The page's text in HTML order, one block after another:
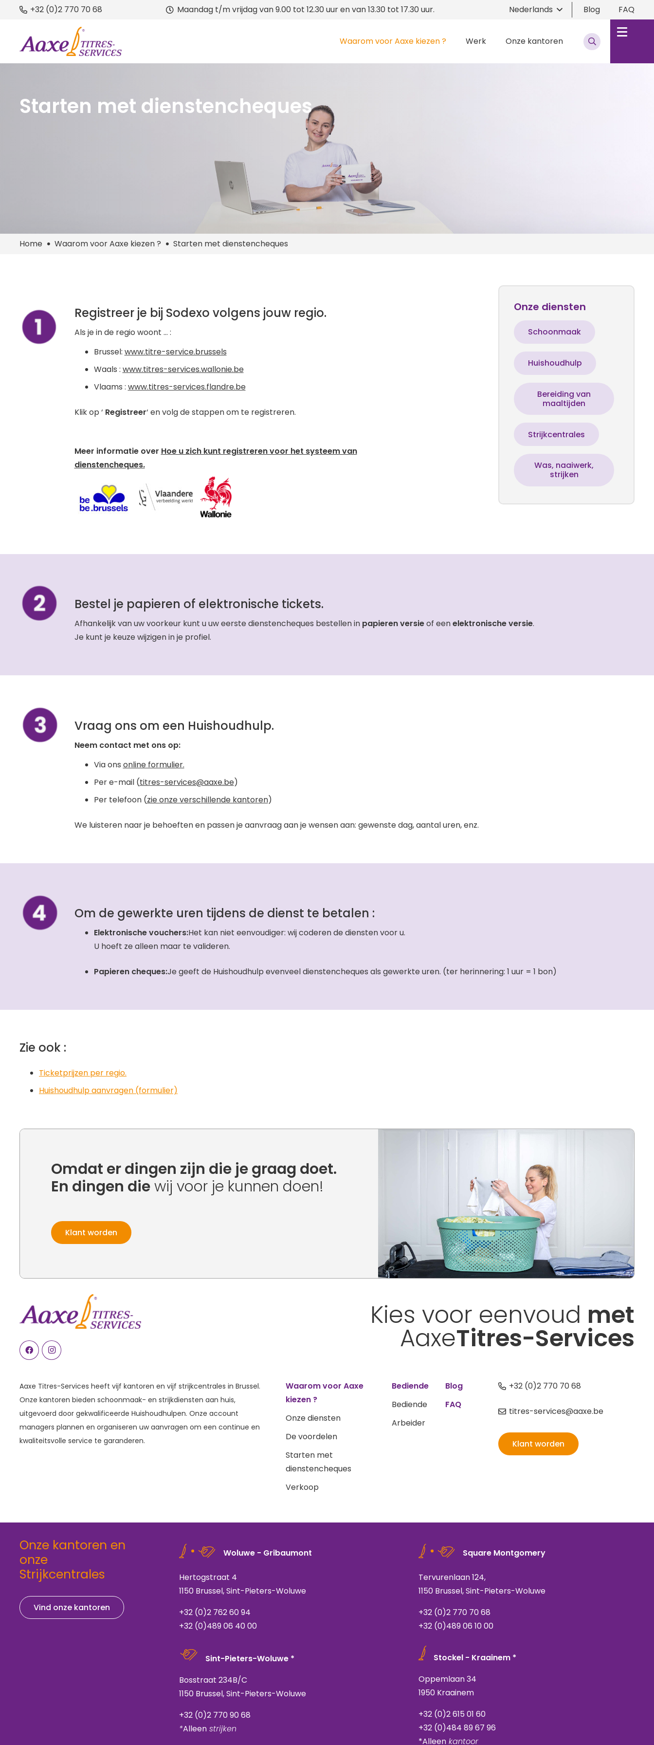
+32 (0)2 770 70 68 Maandag t/m vrijdag van 9.00 tot 12.30 uur en van 13.30 tot 17.30 uur. Nederlands Blog FAQ
Waarom voor Aaxe kiezen ? Werk Onze kantoren
Starten met dienstencheques
Home Waarom voor Aaxe kiezen ? Starten met dienstencheques
Registreer je bij Sodexo volgens jouw regio.
Als je in de regio woont … :
Brussel: www.titre-service.brussels
Waals : www.titres-services.wallonie.be
Vlaams : www.titres-services.flandre.be
Klik op ‘ Registreer‘ en volg de stappen om te registreren.
Meer informatie over Hoe u zich kunt registreren voor het systeem van
dienstencheques.
Onze diensten
Schoonmaak
Huishoudhulp
Bereiding van
maaltijden
Strijkcentrales
Was, naaiwerk,
strijken
Bestel je papieren of elektronische tickets.
Afhankelijk van uw voorkeur kunt u uw eerste dienstencheques bestellen in papieren versieof eenelektronische versie.
Je kunt je keuze wijzigen in je profiel.
Vraag ons om een Huishoudhulp.
Neem contact met ons op:
Via ons online formulier.
Per e-mail (titres-services@aaxe.be)
Per telefoon (zie onze verschillende kantoren)
We luisteren naar je behoeften en passen je aanvraag aan je wensen aan: gewenste dag, aantal uren, enz.
Om de gewerkte uren tijdens de dienst te betalen :
Elektronische vouchers:Het kan niet eenvoudiger: wij coderen de diensten voor u.
U hoeft ze alleen maar te valideren.
Papieren cheques:Je geeft de Huishoudhulp evenveel dienstencheques als gewerkte uren. (ter herinnering: 1 uur = 1 bon)
Zie ook :
Ticketprijzen per regio.
Huishoudhulp aanvragen (formulier)
Omdat er dingen zijn die je graag doet.
En dingen diewij voor je kunnen doen!
Klant worden
Kies voor eenvoud met
AaxeTitres-Services
Aaxe Titres-Services heeft vijf kantoren en vijf strijkcentrales in Brussel.
Onze kantoren bieden schoonmaak- en strijkdiensten aan huis,
uitgevoerd door gekwalificeerde Huishoudhulpen. Onze account
managers plannen en organiseren uw aanvragen om een continue en
kwaliteitsvolle service te garanderen.
Waarom voor Aaxe
kiezen ?
Onze diensten
De voordelen
Starten met
dienstencheques
Verkoop
Bediende
Bediende
Arbeider
Blog
FAQ
+32 (0)2 770 70 68
titres-services@aaxe.be
Klant worden
Onze kantoren en
onze
Strijkcentrales
Vind onze kantoren
Woluwe - Gribaumont
Hertogstraat 4
1150 Brussel, Sint-Pieters-Woluwe
+32 (0)2 762 60 94
+32 (0)489 06 40 00
Square Montgomery
Tervurenlaan 124,
1150 Brussel, Sint-Pieters-Woluwe
+32 (0)2 770 70 68
+32 (0)489 06 10 00
Sint-Pieters-Woluwe *
Bosstraat 234B/C
1150 Brussel, Sint-Pieters-Woluwe
+32 (0)2 770 90 68
*Alleen strijken
Stockel - Kraainem *
Oppemlaan 34
1950 Kraainem
+32 (0)2 615 01 60
+32 (0)484 89 67 96
*Alleen kantoor